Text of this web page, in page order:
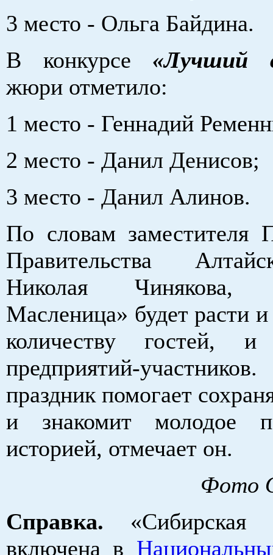
3 место - Ольга Байдина.
В конкурсе «Лучший
жюри отметило:
1 место - Геннадий
2 место - Данил Денисов;
3 место - Данил Алинов.
По словам заместителя
Правительства
Николая Чинякова,
Масленица» будет расти
количеству гостей,
предприятий-
праздник помогает
и знакомит молодое
историей, отмечает он.
Фото
Справка. «Сибирская
включена в